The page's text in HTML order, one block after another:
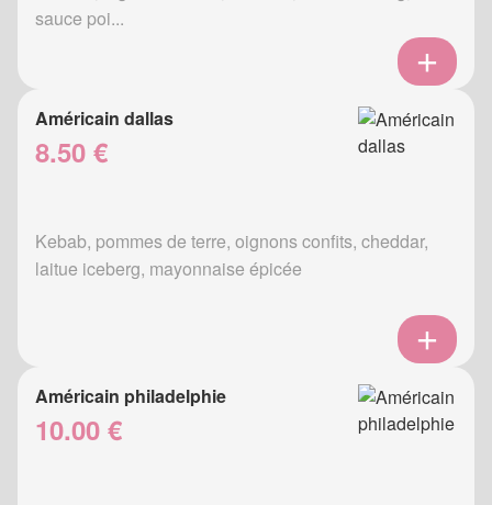
sauce poi...
Américain dallas
8.50 €
Kebab, pommes de terre, oignons confits, cheddar,
laitue iceberg, mayonnaise épicée
Américain philadelphie
10.00 €